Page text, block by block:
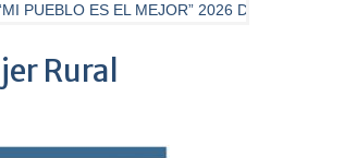
ES EL MEJOR” 2026 DE DIARIO
Rural